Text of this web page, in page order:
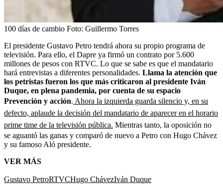
100 días de cambio Foto: Guillermo Torres
El presidente Gustavo Petro tendrá ahora su propio programa de
televisión. Para ello, el Dapre ya firmó un contrato por 5.600
millones de pesos con RTVC. Lo que se sabe es que el mandatario
hará entrevistas a diferentes personalidades. Llama la atención que
los petristas fueron los que más criticaron al presidente Iván
Duque, en plena pandemia, por cuenta de su espacio
Prevención y acción. Ahora la izquierda guarda silencio y, en su
defecto, aplaude la decisión del mandatario de aparecer en el horario
prime time de la televisión pública. Mientras tanto, la oposición no
se aguantó las ganas y comparó de nuevo a Petro con Hugo Chávez
y su famoso Aló presidente.
VER MÁS
Gustavo PetroRTVCHugo ChávezIván Duque